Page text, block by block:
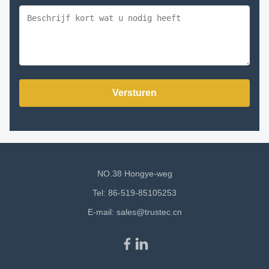
Versturen
NO.38 Hongye-weg
Tel: 86-519-85105253
E-mail: sales@trustec.cn